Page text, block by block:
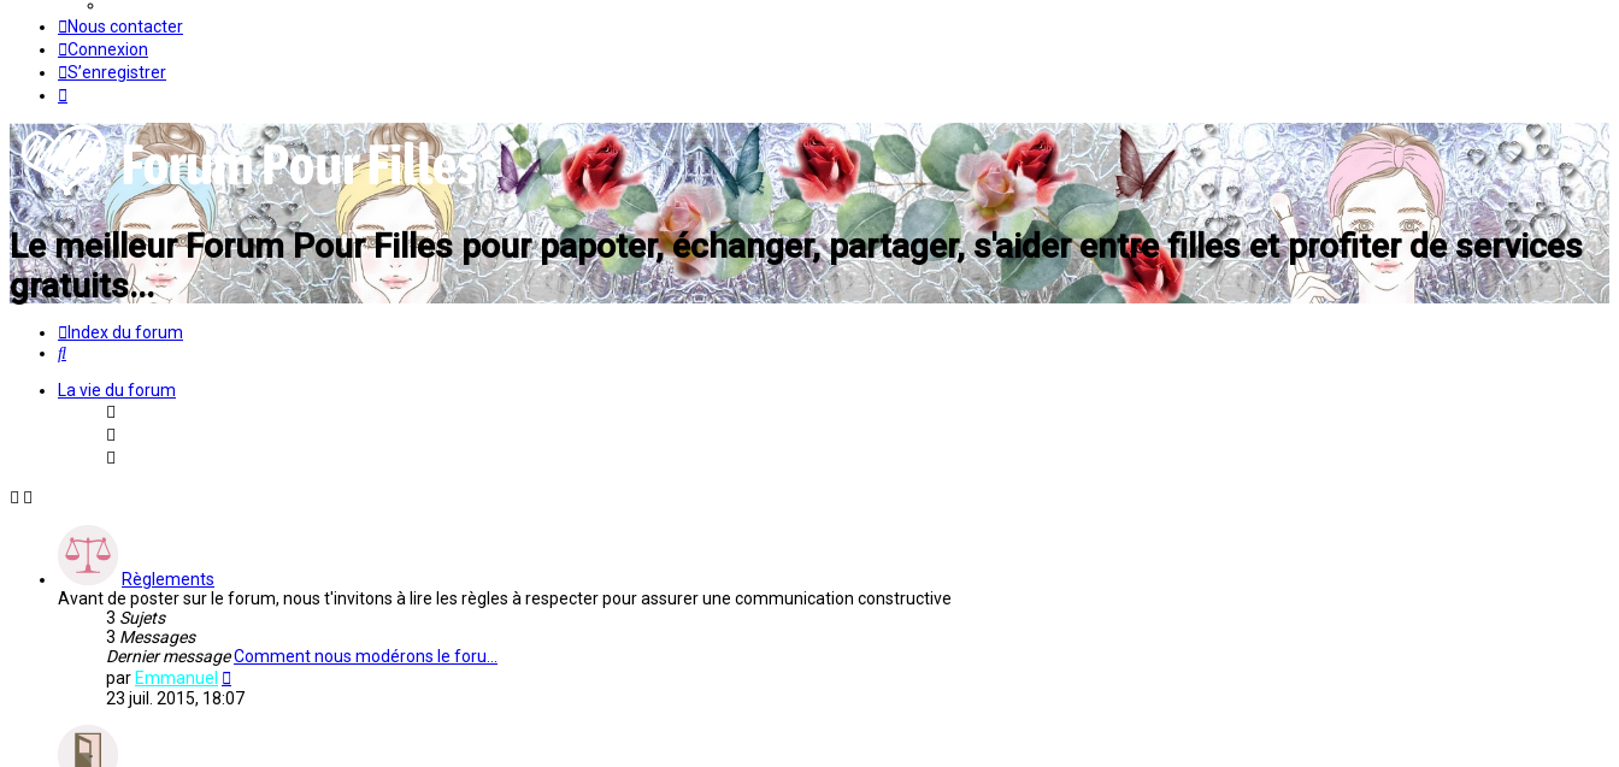
Nous contacter
Connexion
S’enregistrer
Le meilleur Forum Pour Filles pour papoter, échanger, partager, s'aider entre filles et profiter de services
gratuits...
Index du forum
Rechercher
La vie du forum
Règlements
Avant de poster sur le forum, nous t'invitons à lire les règles à respecter pour assurer une communication constructive
3 Sujets
3 Messages
Dernier messageComment nous modérons le foru…
par Emmanuel
le
23 juil. 2015, 18:07